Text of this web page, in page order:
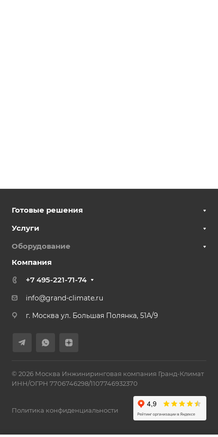
Готовые решения
Услуги
Оборудование
Компания
+7 495-221-71-74
info@grand-climate.ru
г. Москва ул. Большая Полянка, 51А/9
© 2026 Москва Инжиниринговая компания Гранд-Климат
ИНН/ОГРН 7706746298/1107746932370
Политика конфиденциальности